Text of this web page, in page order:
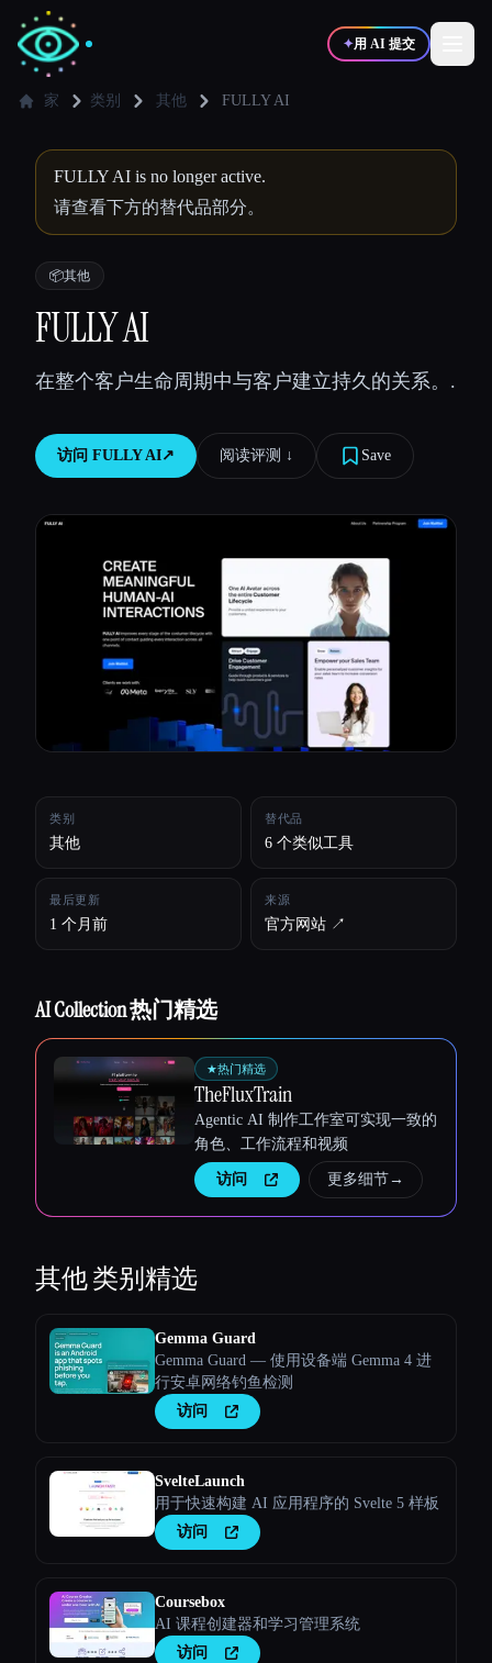
✦用 AI 提交
✍️ 🎨
💻开发者 📈营销
🎓学生
比较工具
所有分类
家 类别 其他 FULLY AI
FULLY AI is no longer active.
请查看下方的替代品部分。
📦其他
FULLY AI
在整个客户生命周期中与客户建立持久的关系。.
访问 FULLY AI↗︎ 阅读评测 ↓︎ Save
类别
其他
替代品
6 个类似工具
最后更新
1 个月前
来源
官方网站 ↗︎
AI Collection 热门精选
★热门精选
TheFluxTrain
Agentic AI 制作工作室可实现一致的
角色、工作流程和视频
访问 更多细节→
其他类别精选
Gemma Guard
Gemma Guard — 使用设备端 Gemma 4 进
行安卓网络钓鱼检测
访问
SvelteLaunch
用于快速构建 AI 应用程序的 Svelte 5 样板
访问
Coursebox
AI 课程创建器和学习管理系统
访问